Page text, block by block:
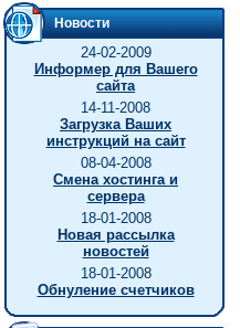
Новости
24-02-2009
Информер для Вашего
сайта
14-11-2008
Загрузка Ваших
инструкций на сайт
08-04-2008
Смена хостинга и
сервера
18-01-2008
Новая рассылка
новостей
18-01-2008
Обнуление счетчиков